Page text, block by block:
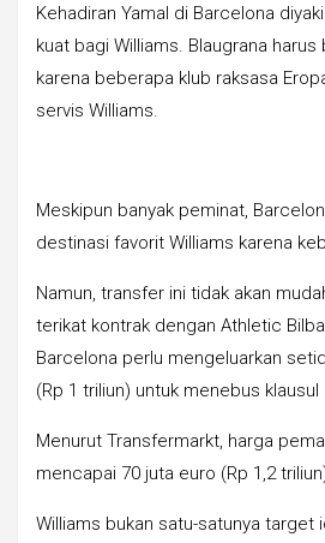
Kehadiran Yamal di Barcelona
kuat bagi Williams. Blaugrana
karena beberapa klub raksasa
servis Williams.
Meskipun banyak peminat,
destinasi favorit Williams karena
Namun, transfer ini tidak akan
terikat kontrak dengan Athletic
Barcelona perlu mengeluarkan
(Rp 1 triliun) untuk menebus
Menurut Transfermarkt, harga
mencapai 70 juta euro (Rp 1,2
Williams bukan satu-satunya target